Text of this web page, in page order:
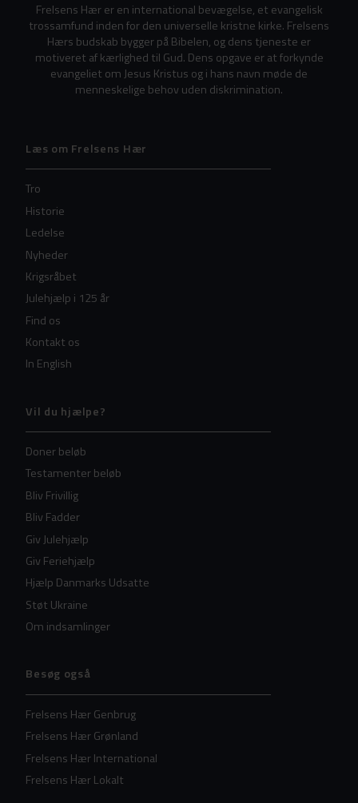
Frelsens Hær er en international bevægelse, et evangelisk
trossamfund inden for den universelle kristne kirke. Frelsens
Hærs budskab bygger på Bibelen, og dens tjeneste er
motiveret af kærlighed til Gud. Dens opgave er at forkynde
evangeliet om Jesus Kristus og i hans navn møde de
menneskelige behov uden diskrimination.
Læs om Frelsens Hær
Tro
Historie
Ledelse
Nyheder
Krigsråbet
Julehjælp i 125 år
Find os
Kontakt os
In English
Vil du hjælpe?
Doner beløb
Testamenter beløb
Bliv Frivillig
Bliv Fadder
Giv Julehjælp
Giv Feriehjælp
Hjælp Danmarks Udsatte
Støt Ukraine
Om indsamlinger
Besøg også
Frelsens Hær Genbrug
Frelsens Hær Grønland
Frelsens Hær International
Frelsens Hær Lokalt